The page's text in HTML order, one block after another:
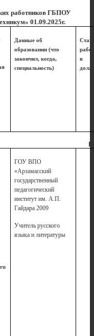
работников ГБПОУ
01.09.2025г.
Данные об
образовании (что
закончил, когда,
специальность)
Стаж
в
ГОУ ВПО
«Арзамасский
государственный
педагогический
институт им. А.П.
Гайдара 2009
Учитель русского
языка и литературы